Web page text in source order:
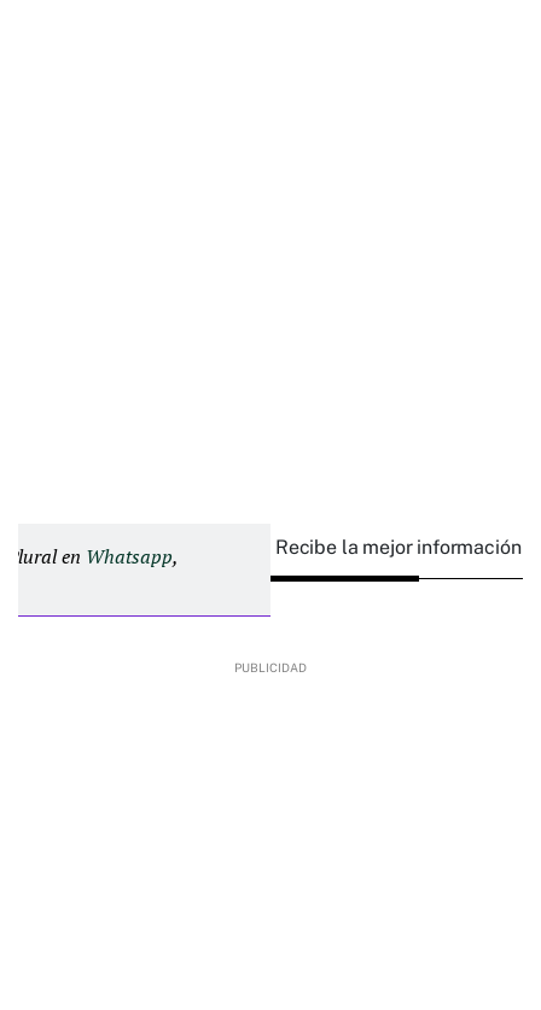
Plural en Whatsapp, Recibe la mejor información